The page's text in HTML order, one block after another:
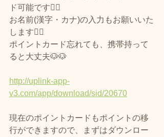
ド可能です🙆‍♀️
お名前(漢字・カナ)の入力もお願いいた
します🙇‍♀️
ポイントカード忘れても、携帯持って
ると大丈夫🐶🐶
http://uplink-app-
v3.com/app/download/sid/20670
現在のポイントカードもポイントの移
行ができますので、まずはダウンロー